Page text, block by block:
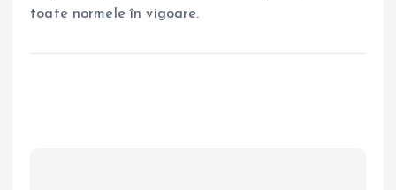
toate normele în vigoare.